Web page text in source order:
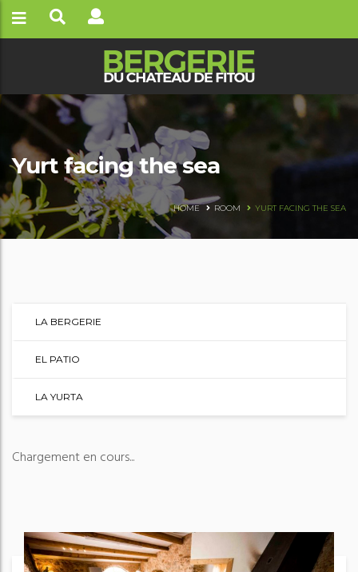
Yurt facing the sea
HOME ROOM YURT FACING THE SEA
LA BERGERIE
EL PATIO
LA YURTA
Chargement en cours...